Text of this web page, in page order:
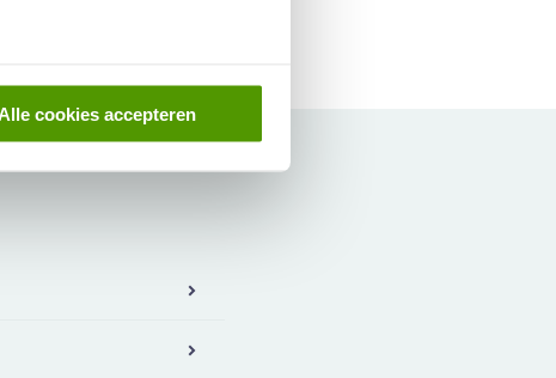
cookies accepteren